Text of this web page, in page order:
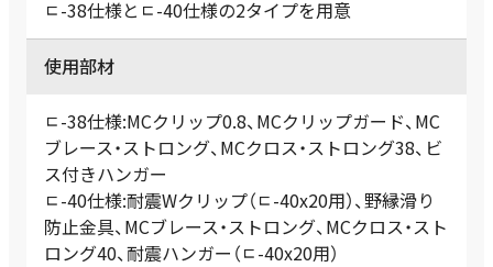
ﾧ-38仕様とﾧ-40仕様の2タイプを用意
使用部材
ﾧ-38仕様:MCクリップ0.8、MCクリップガード、MC
ブレース・ストロング、MCクロス・ストロング38、ビ
ス付きハンガー
ﾧ-40仕様:耐震Wクリップ（ﾧ-40x20用）、野縁滑り
防止金具、MCブレース・ストロング、MCクロス・スト
ロング40、耐震ハンガー（ﾧ-40x20用）